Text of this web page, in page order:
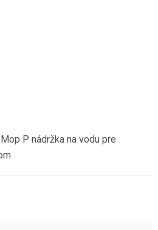
P nádržka na vodu pre